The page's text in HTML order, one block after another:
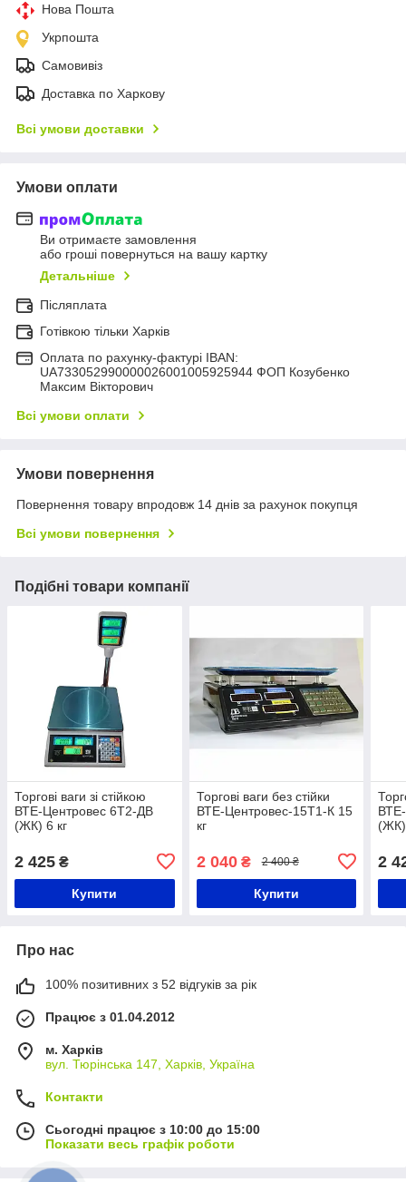
Нова Пошта
Укрпошта
Самовивіз
Доставка по Харкову
Всі умови доставки
Умови оплати
Ви отримаєте замовлення
або гроші повернуться на вашу картку
Детальніше
Післяплата
Готівкою тільки Харків
Оплата по рахунку-фактурі IBAN:
UA733052990000026001005925944 ФОП Козубенко
Максим Вікторович
Всі умови оплати
Умови повернення
Повернення товару впродовж 14 днів за рахунок покупця
Всі умови повернення
Подібні товари компанії
Торгові ваги зі стійкою
ВТЕ-Центровес 6Т2-ДВ
(ЖК) 6 кг
2 425 ₴
Купити
Торгові ваги без стійки
ВТЕ-Центровес-15Т1-К 15
кг
2 040₴ 2 400 ₴
Купити
(ЖК)
2
Про нас
100% позитивних з 52 відгуків за рік
Працює з 01.04.2012
м. Харків
вул. Тюрінська 147, Харків, Україна
Контакти
Сьогодні працює з 10:00 до 15:00
Показати весь графік роботи